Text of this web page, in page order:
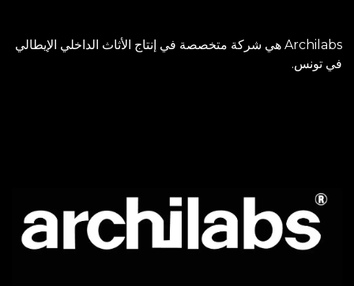
Archilabs هي شركة متخصصة في إنتاج الأثاث الداخلي الإيطالي
في تونس.